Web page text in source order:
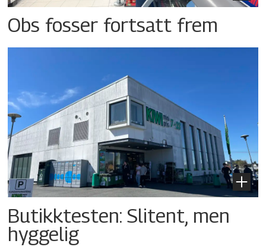
Obs fosser fortsatt frem
Butikktesten: Slitent, men
hyggelig